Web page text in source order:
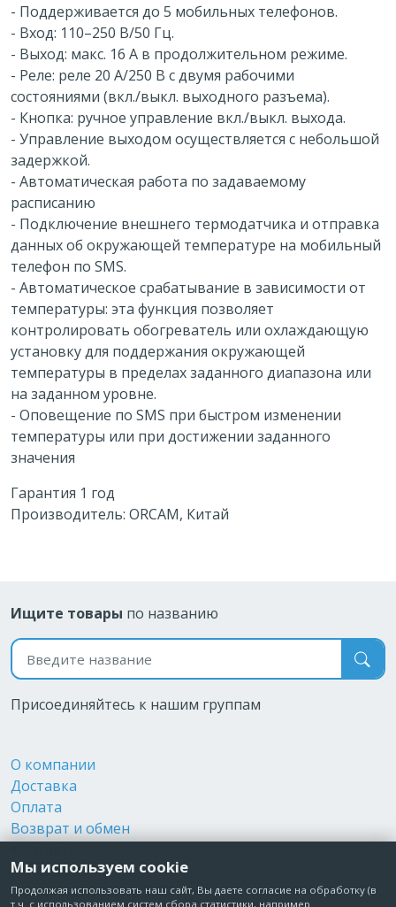
- Поддерживается до 5 мобильных телефонов.
- Вход: 110–250 В/50 Гц.
- Выход: макс. 16 А в продолжительном режиме.
- Реле: реле 20 А/250 В с двумя рабочими
состояниями (вкл./выкл. выходного разъема).
- Кнопка: ручное управление вкл./выкл. выхода.
- Управление выходом осуществляется с небольшой
задержкой.
- Автоматическая работа по задаваемому
расписанию
- Подключение внешнего термодатчика и отправка
данных об окружающей температуре на мобильный
телефон по SMS.
- Автоматическое срабатывание в зависимости от
температуры: эта функция позволяет
контролировать обогреватель или охлаждающую
установку для поддержания окружающей
температуры в пределах заданного диапазона или
на заданном уровне.
- Оповещение по SMS при быстром изменении
температуры или при достижении заданного
значения
Гарантия 1 год
Производитель: ORCAM, Китай
Ищите товары по названию
Поиск по названию
Присоединяйтесь к нашим группам
О компании
Доставка
Оплата
Возврат и обмен
Реквизиты
Публичная оферта
Мы используем cookie
Продолжая использовать наш сайт, Вы даете согласие на обработку (в
т.ч. с использованием систем сбора статистики, например